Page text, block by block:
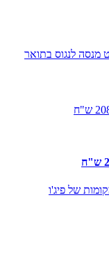
מנסה לנגוס בתואר